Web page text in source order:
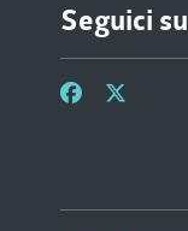
Seguici su